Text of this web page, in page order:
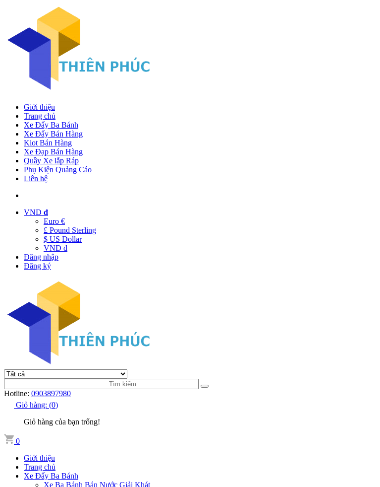
Giới thiệu
Trang chủ
Xe Đẩy Ba Bánh
Xe Đẩy Bán Hàng
Kiot Bán Hàng
Xe Đạp Bán Hàng
Quầy Xe lắp Ráp
Phụ Kiện Quảng Cáo
Liên hệ
VND đ
Euro €
£ Pound Sterling
$ US Dollar
VND đ
Đăng nhập
Đăng ký
Hotline: 0903897980
Giỏ hàng: (0)
Giỏ hàng của bạn trống!
0
Giới thiệu
Trang chủ
Xe Đẩy Ba Bánh
Xe Ba Bánh Bán Nước Giải Khát